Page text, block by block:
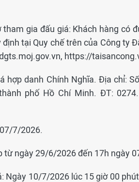
gia đấu giá: Khách hàng có
tại Quy chế trên của Công ty
https://
hợp danh Chính Nghĩa. Địa chỉ:
phố Hồ Chí Minh. ĐT:
7/2026.
từ ngày 29/6/2026 đến 17h ngày
Ngày 10/7/2026 lúc 15 giờ 00